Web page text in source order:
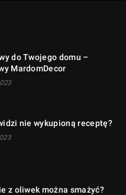
do Twojego domu –
MardomDecor
nie wykupioną receptę?
z oliwek można smażyć?